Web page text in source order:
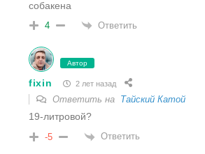
собакена
4 Ответить
Автор
fixin 2 лет назад
Ответить на Тайский Катой
19-литровой?
-5 Ответить